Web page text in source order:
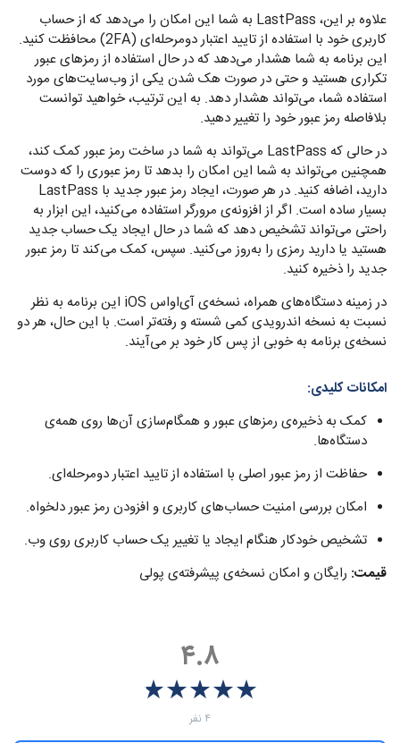
علاوه بر این، LastPass به شما این امکان را می‌دهد که از حساب
کاربری خود با استفاده از تایید اعتبار دومرحله‌ای (2FA) محافظت کنید.
این برنامه به شما هشدار می‌دهد که در حال استفاده از رمزهای عبور‌
تکراری هستید و حتی در صورت هک شدن یکی از وب‌سایت‌های مورد
استفاده شما، می‌تواند هشدار دهد. به این ترتیب، خواهید توانست
بلافاصله رمز عبور خود را تغییر دهید.
در حالی که LastPass می‌تواند به شما در ساخت رمز عبور کمک کند،
همچنین می‌تواند به شما این امکان را بدهد تا رمز عبور‌ی را که دوست
دارید، اضافه کنید. در هر صورت، ایجاد رمز عبور جدید با LastPass
بسیار ساده است. اگر از افزونه‌ی مرورگر استفاده می‌کنید، این ابزار به
راحتی می‌تواند تشخیص دهد که شما در حال ایجاد یک حساب جدید
هستید یا دارید رمزی را به‌روز می‌کنید. سپس، کمک می‌کند تا رمز عبور
جدید را ذخیره کنید.
در زمینه دستگاه‌های همراه، نسخه‌ی آی‌اواس iOS این برنامه به نظر
نسبت به نسخه اندرویدی کمی شسته و‌ رفته‌تر است. با این حال، هر دو
نسخه‌ی برنامه به خوبی از پس کار خود بر می‌آیند.
امکانات کلیدی:
کمک به ذخیره‌ی رمزهای عبور‌ و همگام‌سازی آن‌ها روی همه‌ی
دستگاه‌ها.
حفاظت از رمز عبور اصلی با استفاده از تایید اعتبار دومرحله‌ای.
امکان بررسی امنیت حساب‌های کاربری و افزودن رمز عبور دلخواه.
تشخیص خودکار هنگام ایجاد یا تغییر یک حساب کاربری روی وب.
قیمت: رایگان و امکان نسخه‌ی پیشرفته‌ی پولی
۴.۸
★★★★★
★
★
★
★
★
‫۴ نفر